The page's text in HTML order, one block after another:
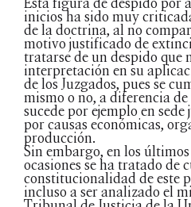
inicios ha sido muy
de la doctrina, al no
motivo justificado de
tratarse de un despido que
interpretación en su
de los Juzgados, pues se
mismo o no, a diferencia de
sucede por ejemplo en
por causas económicas,
producción.
Sin embargo, en los
ocasiones se ha tratado de
constitucionalidad de este
incluso a ser analizado el